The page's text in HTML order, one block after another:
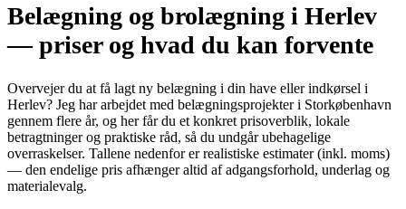
Belægning og brolægning i Herlev
— priser og hvad du kan forvente
Overvejer du at få lagt ny belægning i din have eller indkørsel i
Herlev? Jeg har arbejdet med belægningsprojekter i Storkøbenhavn
gennem flere år, og her får du et konkret prisoverblik, lokale
betragtninger og praktiske råd, så du undgår ubehagelige
overraskelser. Tallene nedenfor er realistiske estimater (inkl. moms)
— den endelige pris afhænger altid af adgangsforhold, underlag og
materialevalg.